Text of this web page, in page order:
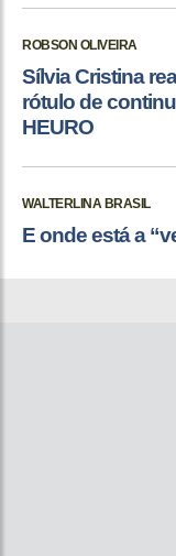
ROBSON OLIVEIRA
Sílvia Cristina
rótulo de
HEURO
WALTERLINA BRASIL
E onde está a